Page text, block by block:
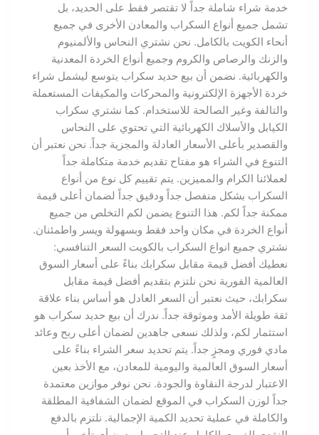
خدمة شراء شاملة جداً لا تقتصر فقط على الحديد، بل
تشمل جميع أنواع السكراب والمعادن الأخرى في جميع
أنحاء الكويت بالكامل. نحن نشتري النحاس والألمنيوم
والزنك والرصاص والكروم وجميع أنواع الخردة المعدنية
والكهربائية. نضمن أن بيع حديد سكراب يتوسع ليشمل شراء
خردة الأجهزة الإلكترونية والمحركات والمكيفات المستعملة
والتالفة وغير الصالحة للاستخدام. كما نشتري سكراب
الكيابل والأسلاك الكهربائية التي تحتوي على النحاس
والقصدير بأعلى الأسعار العادلة والمجزية جداً. نحن نعتبر أن
التنوع في الشراء هو مفتاح تقديم خدمة متكاملة جداً
لعملائنا الكرام والمميزين. يتم تقييم كل نوع من أنواع
السكراب بشكل منفصل جداً ودقيق جداً لضمان أعلى قيمة
ممكنة جداً لكم. هذا التنوع يضمن لكم التخلص من جميع
أنواع الخردة في مكان واحد فقط وبسهولة ويسر واطمئنان.
نشتري جميع انواع السكراب بالكويت السعر التنافسي:
نعطيك أفضل قيمة مقابل سكرابك بناءً على أسعار السوق
العالمية الفورية نحن نلتزم بتقديم أفضل قيمة مقابل
سكرابك، حيث نعتبر أن السعر العادل هو أساس بناء علاقة
ثقة طويلة الأمد وموثوقة جداً. ندرك أن بيع حديد سكراب هو
استثمار لكم، ولذلك نسعى جاهدين لضمان أعلى ربح وعائد
مادي فوري ومجزٍ جداً. يتم تحديد سعر الشراء بناءً على
أسعار السوق العالمية واليومية للمعادن، مع الأخذ بعين
الاعتبار لدرجة النقاوة والجودة. نحن نوفر موازين معتمدة
جداً لوزن السكراب في الموقع لضمان الشفافية المطلقة
والكاملة في عملية تحديد الكمية الإجمالية. نلتزم بالدفع